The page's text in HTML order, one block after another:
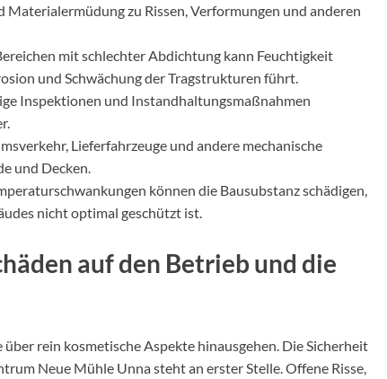
zu Rissen, Verformungen und anderen
mit schlechter Abdichtung kann Feuchtigkeit
und Schwächung der Tragstrukturen führt.
Inspektionen und Instandhaltungsmaßnahmen
Lieferfahrzeuge und andere mechanische
und Decken.
können die Bausubstanz schädigen,
nicht optimal geschützt ist.
auf den Betrieb und die
rein kosmetische Aspekte hinausgehen. Die Sicherheit
Neue Mühle Unna steht an erster Stelle. Offene Risse,